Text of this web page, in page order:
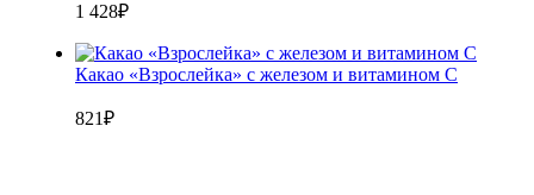
1 428₽
Какао «Взрослейка» с железом и витамином С
821₽